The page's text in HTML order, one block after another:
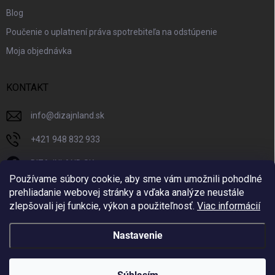
Používame súbory cookie, aby sme vám umožnili pohodlné
prehliadanie webovej stránky a vďaka analýze neustále
zlepšovali jej funkcie, výkon a použiteľnosť. Viac informácií
Nastavenie
Blog
Poučenie o uplatnení práva spotrebiteľa na odstúpenie
Moja objednávka
KONTAKT
info@dizajnland.sk
+421 948 832 933
DIZAJNLAND SK
dizajnland.sk/
@dizajnland
Dizajnland.sk . Všetky práva vyhradené.